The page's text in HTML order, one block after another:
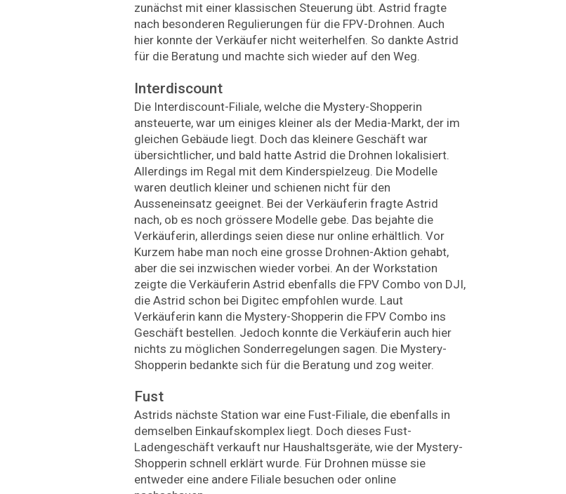
zunächst mit einer klassischen Steuerung übt. Astrid fragte
nach besonderen Regulierungen für die FPV-Drohnen. Auch
hier konnte der Verkäufer nicht weiterhelfen. So dankte Astrid
für die Beratung und machte sich wieder auf den Weg.
Interdiscount
Die Interdiscount-Filiale, welche die Mystery-Shopperin
ansteuerte, war um einiges kleiner als der Media-Markt, der im
gleichen Gebäude liegt. Doch das kleinere Geschäft war
übersichtlicher, und bald hatte Astrid die Drohnen lokalisiert.
Allerdings im Regal mit dem Kinderspielzeug. Die Modelle
waren deutlich kleiner und schienen nicht für den
Ausseneinsatz geeignet. Bei der Verkäuferin fragte Astrid
nach, ob es noch grössere Modelle gebe. Das bejahte die
Verkäuferin, allerdings seien diese nur online erhältlich. Vor
Kurzem habe man noch eine grosse Drohnen-Aktion gehabt,
aber die sei inzwischen wieder vorbei. An der Workstation
zeigte die Verkäuferin Astrid ebenfalls die FPV Combo von DJI,
die Astrid schon bei Digitec empfohlen wurde. Laut
Verkäuferin kann die Mystery-Shopperin die FPV Combo ins
Geschäft bestellen. Jedoch konnte die Verkäuferin auch hier
nichts zu möglichen Sonderregelungen sagen. Die Mystery-
Shopperin bedankte sich für die Beratung und zog weiter.
Fust
Astrids nächste Station war eine Fust-Filiale, die ebenfalls in
demselben Einkaufskomplex liegt. Doch dieses Fust-
Ladengeschäft verkauft nur Haushaltsgeräte, wie der Mystery-
Shopperin schnell erklärt wurde. Für Drohnen müsse sie
entweder eine andere Filiale besuchen oder online